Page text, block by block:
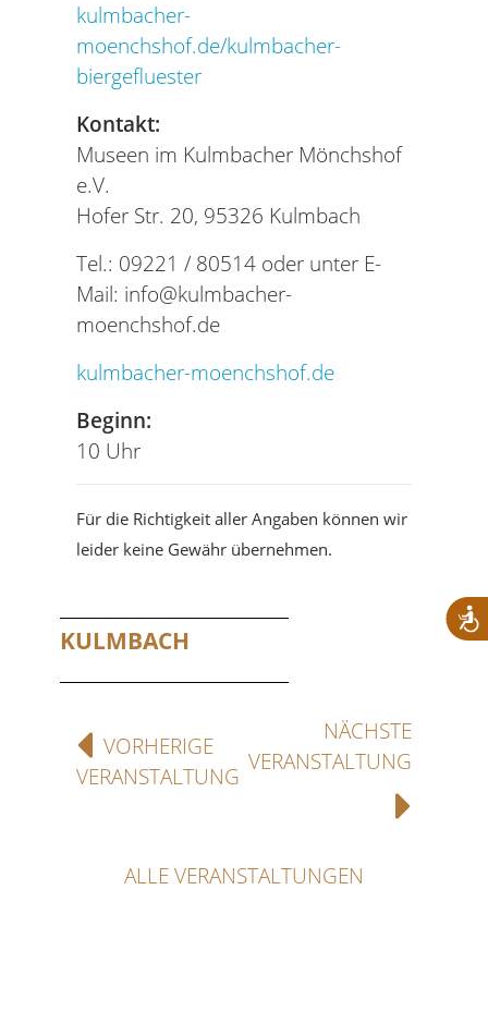
kulmbacher-
moenchshof.de/kulmbacher-
biergefluester
Kontakt:
Museen im Kulmbacher Mönchshof
e.V.
Hofer Str. 20, 95326 Kulmbach
Tel.: 09221 / 80514 oder unter E-
Mail: info@kulmbacher-
moenchshof.de
kulmbacher-moenchshof.de
Beginn:
10 Uhr
Für die Richtigkeit aller Angaben können wir
leider keine Gewähr übernehmen.
KULMBACH
VORHERIGE
VERANSTALTUNG
NÄCHSTE
VERANSTALTUNG
ALLE VERANSTALTUNGEN